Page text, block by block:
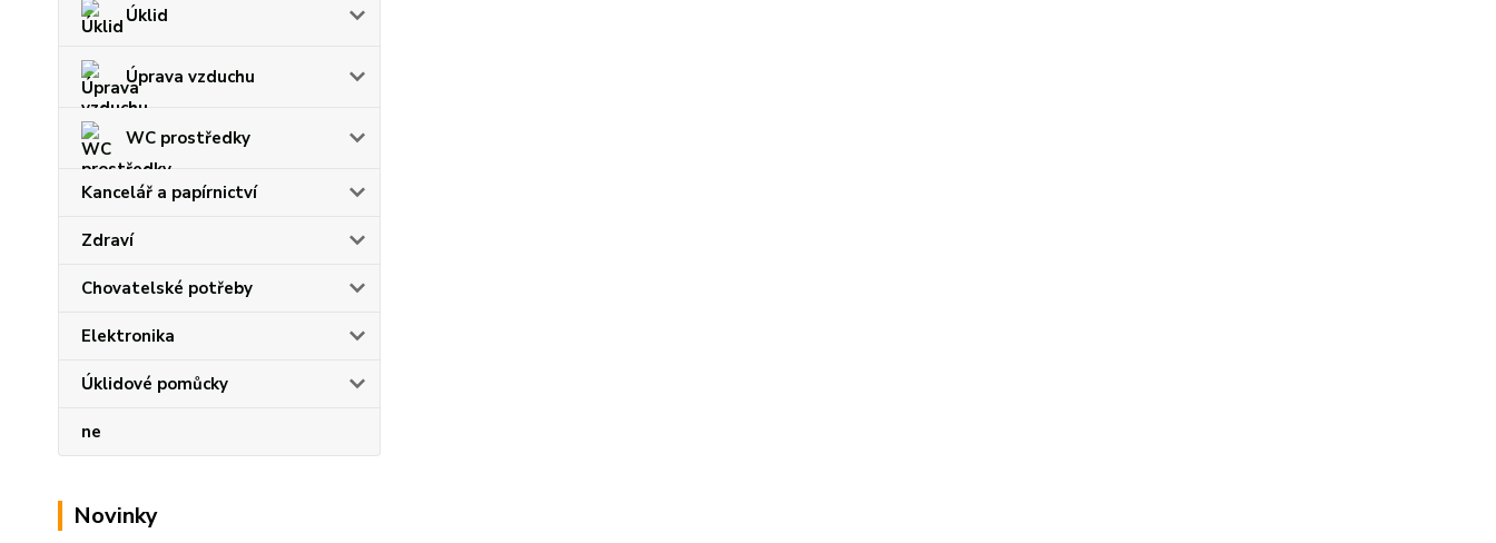
Úklid
Úprava vzduchu
WC prostředky
Kancelář a papírnictví
Zdraví
Chovatelské potřeby
Elektronika
Úklidové pomůcky
ne
Novinky